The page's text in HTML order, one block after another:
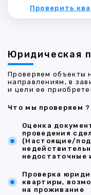
Проверить
Юридическая
Проверяем объекты
направлениям, в
и цели ее
Что мы проверяем ?
Оценка
проведения
(Настоящие/
недостаточные
Проверка
квартиры,
на проживание